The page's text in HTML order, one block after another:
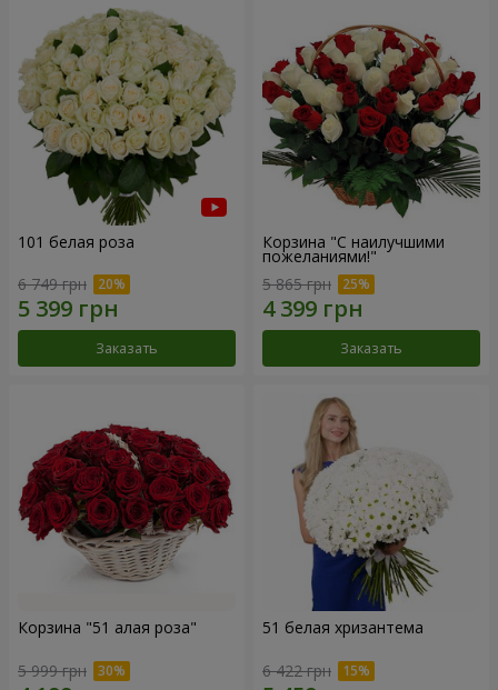
101 белая роза
6 749 грн
Заказать
Корзина "С наилучшими
пожеланиями!"
5 865 грн
Заказать
Корзина "51 алая роза"
5 999 грн
51 белая хризантема
6 422 грн